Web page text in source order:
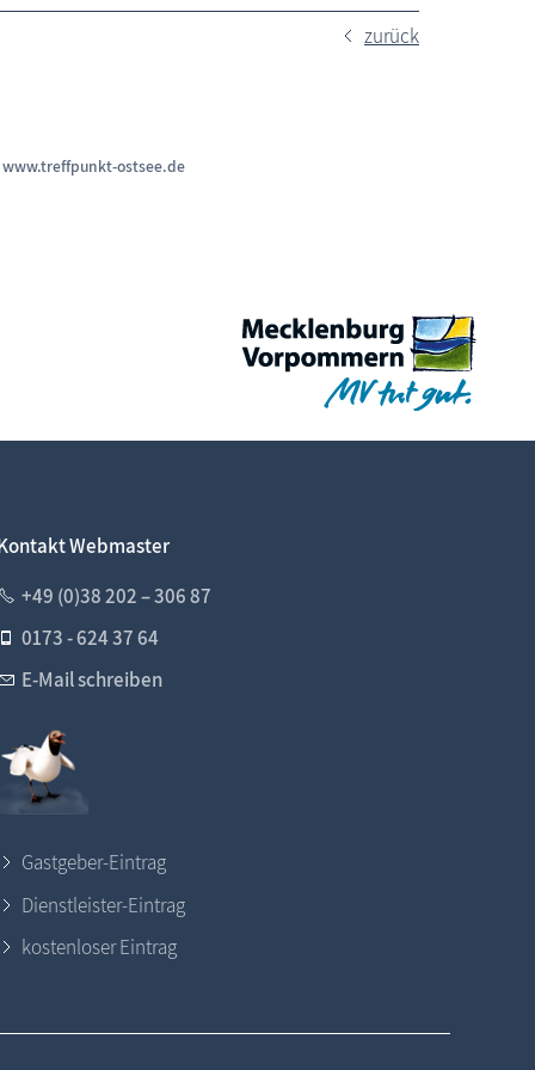
zurück
www.treffpunkt-ostsee.de
Webmaster
+49 (0)38 202 – 306 87
0173 - 624 37 64
E-Mail schreiben
Gastgeber-Eintrag
Dienstleister-Eintrag
kostenloser Eintrag